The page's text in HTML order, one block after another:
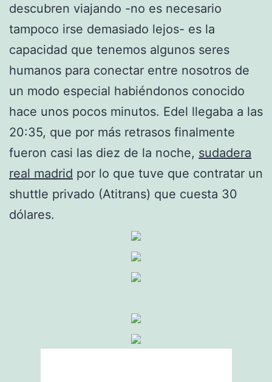
descubren viajando -no es necesario
tampoco irse demasiado lejos- es la
capacidad que tenemos algunos seres
humanos para conectar entre nosotros de
un modo especial habiéndonos conocido
hace unos pocos minutos. Edel llegaba a las
20:35, que por más retrasos finalmente
fueron casi las diez de la noche, sudadera
real madrid por lo que tuve que contratar un
shuttle privado (Atitrans) que cuesta 30
dólares.